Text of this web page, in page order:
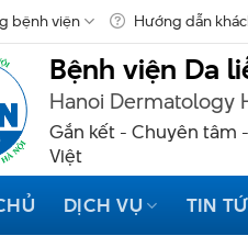
bệnh viện Hướng dẫn
Bệnh viện Da
Hanoi Dermatology
Gắn kết - Chuyên tâm
Việt
DỊCH VỤ TIN